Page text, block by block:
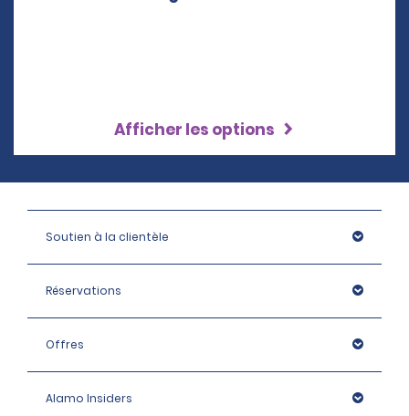
Afficher les options
Soutien à la clientèle
Réservations
Offres
Alamo Insiders